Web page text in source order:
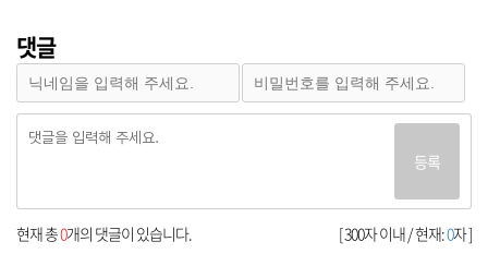
댓글
등록
[ 300자 이내 / 현재:0자 ]
현재 총0개의 댓글이 있습니다.